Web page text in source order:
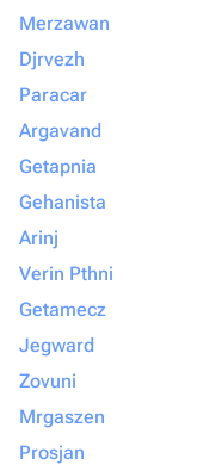
Merzawan
Djrvezh
Paracar
Argavand
Getapnia
Gehanista
Arinj
Verin Pthni
Getamecz
Jegward
Zovuni
Mrgaszen
Prosjan